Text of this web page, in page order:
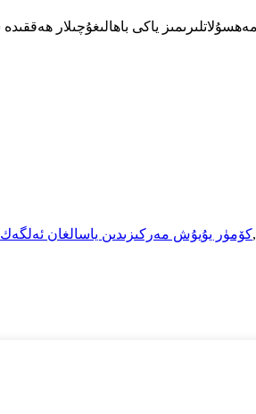
كۆمۈر يۇيۇش مەركىزىدىن ياسالغان ئەلگەك,